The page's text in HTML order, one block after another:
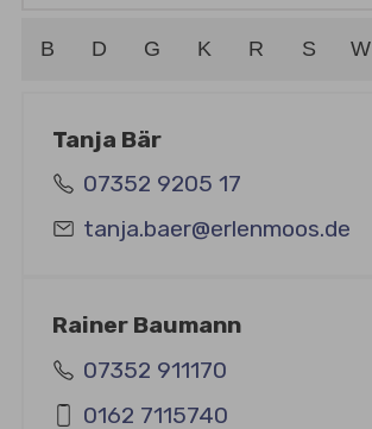
B D G K R S W
Tanja Bär
07352 9205 17
tanja.baer@erlenmoos.de
Rainer Baumann
07352 911170
0162 7115740